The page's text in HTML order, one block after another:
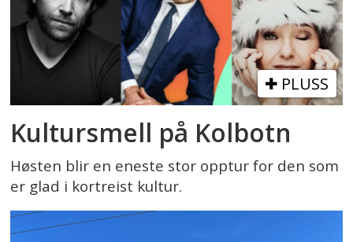
PLUSS
Kultursmell på Kolbotn
Høsten blir en eneste stor opptur for den som
er glad i kortreist kultur.